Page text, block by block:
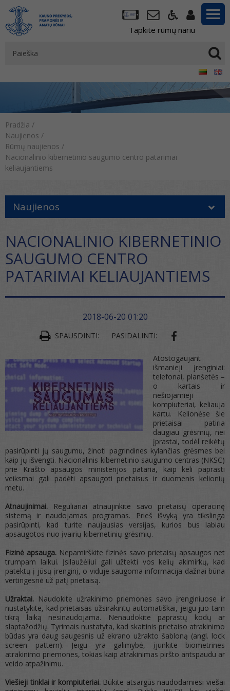
Tapkite rūmų nariu
Pradžia /
Naujienos /
Rūmų naujienos /
Nacionalinio kibernetinio saugumo centro patarimai
keliaujantiems
Naujienos
NACIONALINIO KIBERNETINIO
SAUGUMO CENTRO
PATARIMAI KELIAUJANTIEMS
2018-06-20 01:20
SPAUSDINTI: PASIDALINTI:
Atostogaujant
išmanieji įrenginiai:
telefonai, planšetės –
o kartais ir
nešiojamieji
kompiuteriai, keliauja
kartu. Kelionėse šie
prietaisai patiria
daugiau grėsmių, nei
įprastai, todėl reikėtų
pasirūpinti jų saugumu, žinoti pagrindines kylančias grėsmes bei
kaip jų išvengti. Nacionalinis kibernetinio saugumo centras (NKSC)
prie Krašto apsaugos ministerijos pataria, kaip keli paprasti
veiksmai gali padėti apsaugoti prietaisus ir duomenis kelionių
metu.
Atnaujinimai. Reguliariai atnaujinkite savo prietaisų operacinę
sistemą ir naudojamas programas. Prieš išvyką yra tikslinga
pasirūpinti, kad turite naujausias versijas, kurios bus labiau
apsaugotos nuo įvairių kibernetinių grėsmių.
Fizinė apsauga. Nepamirškite fizinės savo prietaisų apsaugos net
trumpam laikui. Įsilaužėliui gali užtekti vos kelių akimirkų, kad
patektų į jūsų įrenginį, o viduje saugoma informacija dažnai būna
vertingesnė už patį prietaisą.
Užraktai. Naudokite užrakinimo priemones savo įrenginiuose ir
nustatykite, kad prietaisas užsirakintų automatiškai, jeigu juo tam
tikrą laiką nesinaudojama. Nenaudokite paprastų kodų ar
slaptažodžių. Tyrimais nustatyta, kad skaitinis prietaiso atrakinimo
būdas yra daug saugesnis už ekrano užrakto šabloną (angl. lock
screen pattern). Jeigu yra galimybė, įjunkite biometrines
atrakinimo priemones, tokias kaip atrakinimas piršto antspaudu ar
veido atpažinimu.
Viešieji tinklai ir kompiuteriai.Būkite atsargūs naudodamiesi viešai